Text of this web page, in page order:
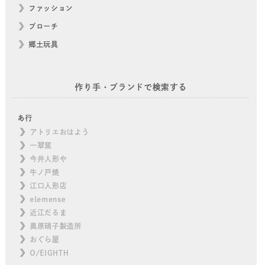
ファッション
ブローチ
郷土玩具
作り手・ブランドで検索する
あ行
アトリエおはよう
一翠窯
今井人形や
牛ノ戸焼
江口人形店
elemense
近江だるま
奥原硝子製造所
おぐら屋
O/EIGHTH